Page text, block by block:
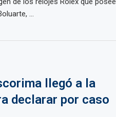
...
llegó a la
declarar por caso